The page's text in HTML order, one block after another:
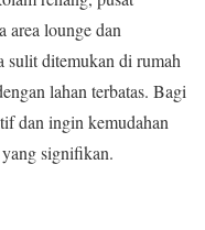
area lounge dan
sulit ditemukan di rumah
lahan terbatas. Bagi
dan ingin kemudahan
signifikan.